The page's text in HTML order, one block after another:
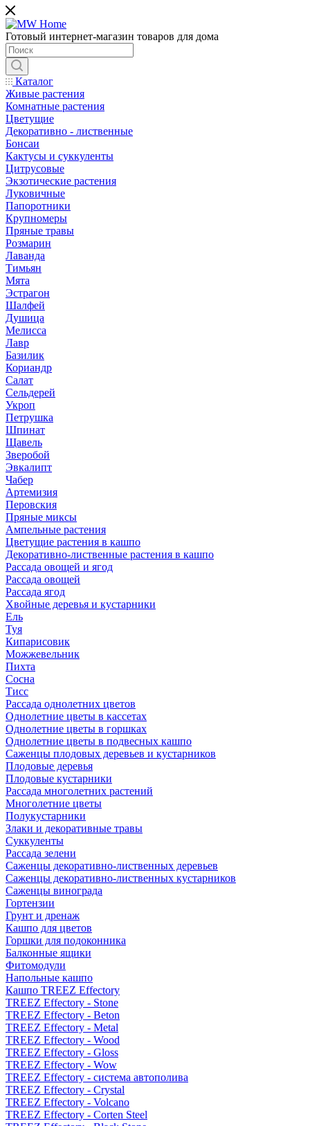
Готовый интернет-магазин товаров для дома
Каталог
Живые растения
Комнатные растения
Цветущие
Декоративно - лиственные
Бонсаи
Кактусы и суккуленты
Цитрусовые
Экзотические растения
Луковичные
Папоротники
Крупномеры
Пряные травы
Розмарин
Лаванда
Тимьян
Мята
Эстрагон
Шалфей
Душица
Мелисса
Лавр
Базилик
Кориандр
Салат
Сельдерей
Укроп
Петрушка
Шпинат
Щавель
Зверобой
Эвкалипт
Чабер
Артемизия
Перовския
Пряные миксы
Ампельные растения
Цветущие растения в кашпо
Декоративно-лиственные растения в кашпо
Рассада овощей и ягод
Рассада овощей
Рассада ягод
Хвойные деревья и кустарники
Ель
Туя
Кипарисовик
Можжевельник
Пихта
Сосна
Тисc
Рассада однолетних цветов
Однолетние цветы в кассетах
Однолетние цветы в горшках
Однолетние цветы в подвесных кашпо
Саженцы плодовых деревьев и кустарников
Плодовые деревья
Плодовые кустарники
Рассада многолетних растений
Многолетние цветы
Полукустарники
Злаки и декоративные травы
Суккуленты
Рассада зелени
Саженцы декоративно-лиственных деревьев
Саженцы декоративно-лиственных кустарников
Саженцы винограда
Гортензии
Грунт и дренаж
Кашпо для цветов
Горшки для подоконника
Балконные ящики
Фитомодули
Напольные кашпо
Кашпо TREEZ Effectory
TREEZ Effectory - Stone
TREEZ Effectory - Beton
TREEZ Effectory - Metal
TREEZ Effectory - Wood
TREEZ Effectory - Gloss
TREEZ Effectory - Wow
TREEZ Effectory - система автополива
TREEZ Effectory - Crystal
TREEZ Effectory - Volcano
TREEZ Effectory - Corten Steel